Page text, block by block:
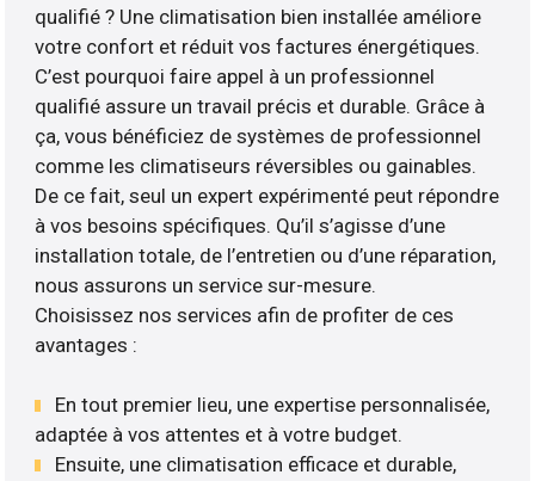
qualifié ? Une climatisation bien installée améliore
votre confort et réduit vos factures énergétiques.
C’est pourquoi faire appel à un professionnel
qualifié assure un travail précis et durable. Grâce à
ça, vous bénéficiez de systèmes de professionnel
comme les climatiseurs réversibles ou gainables.
De ce fait, seul un expert expérimenté peut répondre
à vos besoins spécifiques. Qu’il s’agisse d’une
installation totale, de l’entretien ou d’une réparation,
nous assurons un service sur-mesure.
Choisissez nos services afin de profiter de ces
avantages :
En tout premier lieu, une expertise personnalisée,
adaptée à vos attentes et à votre budget.
Ensuite, une climatisation efficace et durable,